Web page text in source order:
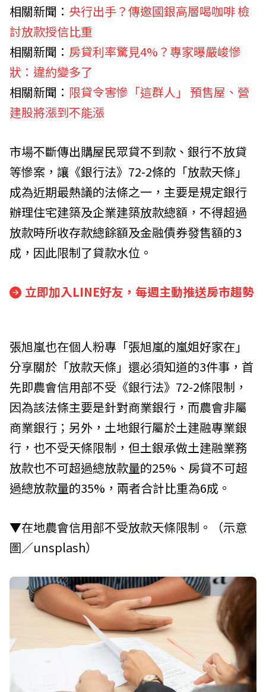
相關新聞： 央行出手？傳邀國銀高層喝咖啡 檢
討放款授信比重
相關新聞： 房貸利率驚見4%？專家曝嚴峻慘
狀：違約變多了
相關新聞： 限貸令害慘「這群人」 預售屋、營
建股將漲到不能漲
市場不斷傳出購屋民眾貸不到款、銀行不放貸
等慘案，讓《銀行法》72-2條的「放款天條」
成為近期最熱議的法條之一，主要是規定銀行
辦理住宅建築及企業建築放款總額，不得超過
放款時所收存款總餘額及金融債券發售額的3
成，因此限制了貸款水位。
立即加入LINE好友，每週主動推送房市趨勢
張旭嵐也在個人粉專「張旭嵐的嵐姐好家在」
分享關於「放款天條」還必須知道的3件事，首
先即農會信用部不受《銀行法》72-2條限制，
因為該法條主要是針對商業銀行，而農會非屬
商業銀行；另外，土地銀行屬於土建融專業銀
行，也不受天條限制，但土銀承做土建融業務
放款也不可超過總放款量的25%、房貸不可超
過總放款量的35%，兩者合計比重為6成。
▼在地農會信用部不受放款天條限制。（示意
圖／unsplash）